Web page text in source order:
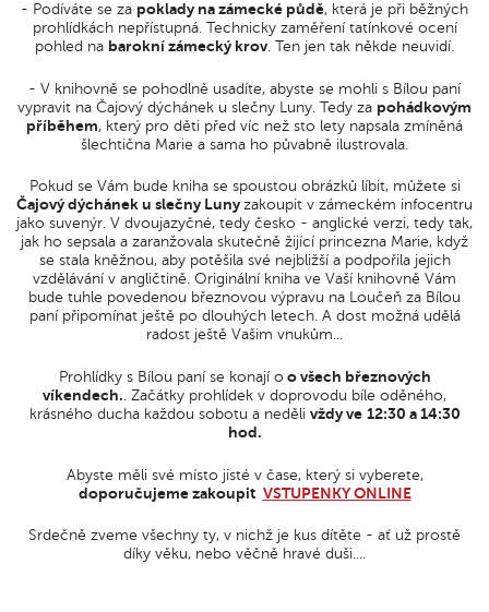
- Podíváte se za poklady na zámecké půdě, která je při běžných
prohlídkách nepřístupná. Technicky zaměření tatínkové ocení
pohled na barokní zámecký krov. Ten jen tak někde neuvidí.
- V knihovně se pohodlně usadíte, abyste se mohli s Bílou paní
vypravit na Čajový dýchánek u slečny Luny. Tedy za pohádkovým
příběhem, který pro děti před víc než sto lety napsala zmíněná
šlechtična Marie a sama ho půvabně ilustrovala.
Pokud se Vám bude kniha se spoustou obrázků líbit, můžete si
Čajový dýchánek u slečny Luny zakoupit v zámeckém infocentru
jako suvenýr. V dvoujazyčné, tedy česko - anglické verzi, tedy tak,
jak ho sepsala a zaranžovala skutečně žijící princezna Marie, když
se stala kněžnou, aby potěšila své nejbližší a podpořila jejich
vzdělávání v angličtině. Originální kniha ve Vaší knihovně Vám
bude tuhle povedenou březnovou výpravu na Loučeň za Bílou
paní připomínat ještě po dlouhých letech. A dost možná udělá
radost ještě Vašim vnukům...
Prohlídky s Bílou paní se konají o o všech březnových
víkendech.. Začátky prohlídek v doprovodu bíle oděného,
krásného ducha každou sobotu a neděli vždy ve 12:30 a 14:30
hod.
Abyste měli své místo jisté v čase, který si vyberete,
doporučujeme zakoupit VSTUPENKY ONLINE
Srdečně zveme všechny ty, v nichž je kus dítěte - ať už prostě
díky věku, nebo věčně hravé duši....